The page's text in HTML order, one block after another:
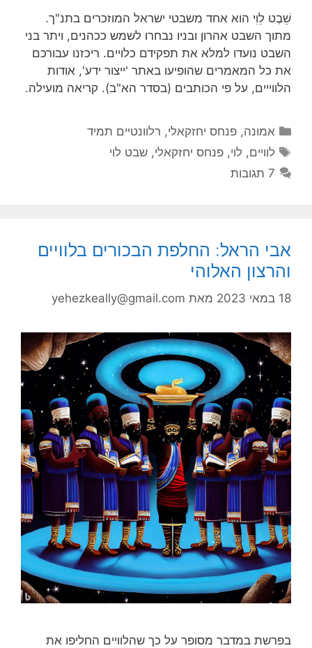
שֵׁבֶט לֵוִי הוא אחד משבטי ישראל המוזכרים בתנ"ך.
מתוך השבט אהרון ובניו נבחרו לשמש ככהנים, ויתר בני
השבט נועדו למלא את תפקידם כלויים. ריכזנו עבורכם
את כל המאמרים שהופיעו באתר 'ייצור ידע', אודות
הלווייים, על פי הכותבים (בסדר הא"ב). קריאה מועילה.
קטגוריות
אמונה,פנחס יחזקאלי, רלוונטיים תמיד
תגיות
לוויים, לוי,פנחס יחזקאלי,שבט לוי
7 תגובות
אבי הראל: החלפת הבכורים בלוויים
והרצון האלוהי
18 במאי 2023 מאת yehezkeally@gmail.com
בפרשת במדבר מסופר על כך שהלוויים החליפו את